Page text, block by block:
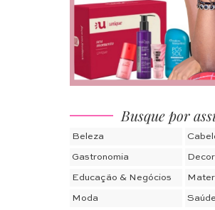
Busque por
Beleza
Gastronomia
Educação & Negócios
Moda